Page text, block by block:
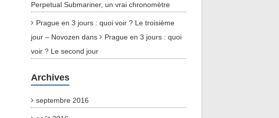
Perpetual Submariner, un vrai chronomètre
Prague en 3 jours : quoi voir ? Le troisième
jour – Novozen dans
Prague en 3 jours : quoi
voir ? Le second jour
Archives
septembre 2016